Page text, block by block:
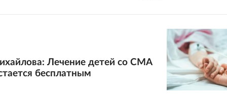
Лечение детей со СМА
бесплатным